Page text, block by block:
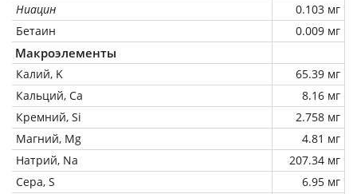
Ниацин
0.103 мг
Бетаин
0.009 мг
Макроэлементы
Калий, K
65.39 мг
Кальций, Ca
8.16 мг
Кремний, Si
2.758 мг
Магний, Mg
4.81 мг
Натрий, Na
207.34 мг
Сера, S
6.95 мг